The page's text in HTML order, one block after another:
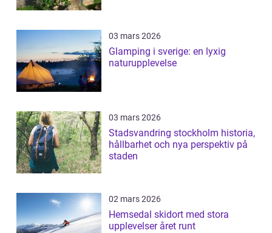
03 mars 2026
Glamping i sverige: en lyxig
naturupplevelse
03 mars 2026
Stadsvandring stockholm historia,
hållbarhet och nya perspektiv på
staden
02 mars 2026
Hemsedal skidort med stora
upplevelser året runt